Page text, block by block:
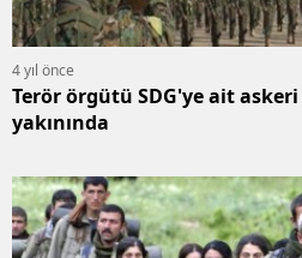
4 yıl önce
Terör örgütü SDG'ye ait askeri
yakınında